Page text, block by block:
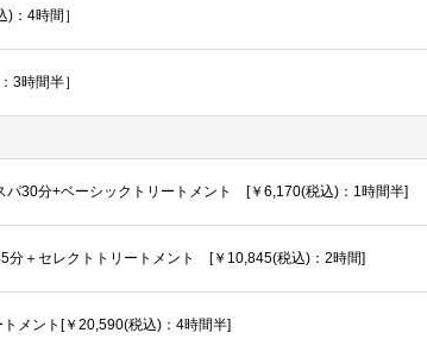
：4時間］
3時間半］
30分+ベーシックトリートメント [￥6,170(税込)：1時間半]
分＋セレクトトリートメント [￥10,845(税込)：2時間]
メント[￥20,590(税込)：4時間半]